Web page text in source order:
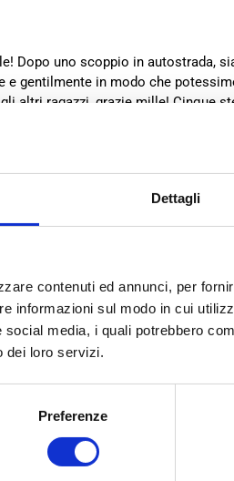
Dettagli
contenuti ed annunci, per
informazioni sul modo in cui
media, i quali potrebbero
dei loro servizi.
Preferenze
Dopo uno scoppio in autostrada,
e gentilmente in modo che
altri ragazzi, grazie mille! Cinque